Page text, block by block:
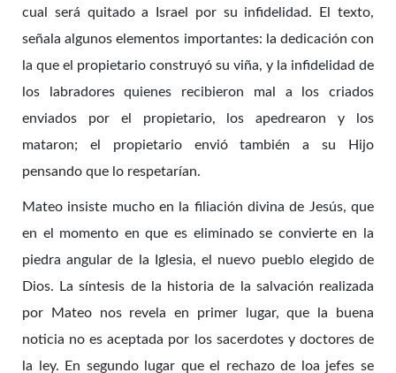
cual será quitado a Israel por su infidelidad. El texto,
señala algunos elementos importantes: la dedicación con
la que el propietario construyó su viña, y la infidelidad de
los labradores quienes recibieron mal a los criados
enviados por el propietario, los apedrearon y los
mataron; el propietario envió también a su Hijo
pensando que lo respetarían.
Mateo insiste mucho en la filiación divina de Jesús, que
en el momento en que es eliminado se convierte en la
piedra angular de la Iglesia, el nuevo pueblo elegido de
Dios. La síntesis de la historia de la salvación realizada
por Mateo nos revela en primer lugar, que la buena
noticia no es aceptada por los sacerdotes y doctores de
la ley. En segundo lugar que el rechazo de loa jefes se